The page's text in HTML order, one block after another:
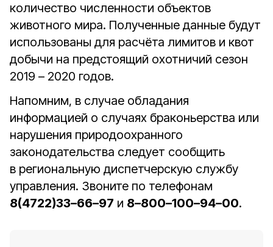
количество численности объектов
животного мира. Полученные данные будут
использованы для расчёта лимитов и квот
добычи на предстоящий охотничий сезон
2019 – 2020 годов.
Напомним, в случае обладания
информацией о случаях браконьерства или
нарушения природоохранного
законодательства следует сообщить
в региональную диспетчерскую службу
управления. Звоните по телефонам
8(4722)33–66–97 и 8–800–100–94–00.